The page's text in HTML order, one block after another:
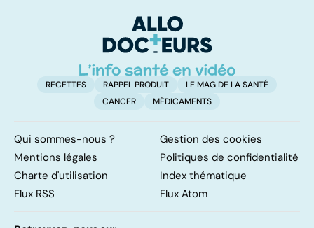
RECETTES RAPPEL PRODUIT
LE MAG DE LA SANTÉ
CANCER
MÉDICAMENTS
Qui sommes-nous ?
Gestion des cookies
Mentions légales
Politiques de confidentialité
Charte d'utilisation
Index thématique
Flux RSS
Flux Atom